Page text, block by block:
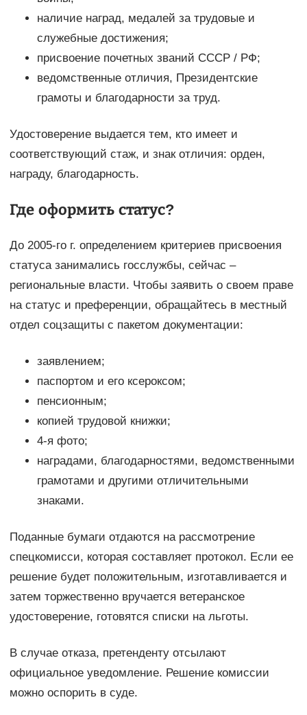
наличие наград, медалей за трудовые и
служебные достижения;
присвоение почетных званий СССР / РФ;
ведомственные отличия, Президентские
грамоты и благодарности за труд.
Удостоверение выдается тем, кто имеет и
соответствующий стаж, и знак отличия: орден,
награду, благодарность.
Где оформить статус?
До 2005-го г. определением критериев присвоения
статуса занимались госслужбы, сейчас –
региональные власти. Чтобы заявить о своем праве
на статус и преференции, обращайтесь в местный
отдел соцзащиты с пакетом документации:
заявлением;
паспортом и его ксероксом;
пенсионным;
копией трудовой книжки;
4-я фото;
наградами, благодарностями, ведомственными
грамотами и другими отличительными
знаками.
Поданные бумаги отдаются на рассмотрение
спецкомисси, которая составляет протокол. Если ее
решение будет положительным, изготавливается и
затем торжественно вручается ветеранское
удостоверение, готовятся списки на льготы.
В случае отказа, претенденту отсылают
официальное уведомление. Решение комиссии
можно оспорить в суде.